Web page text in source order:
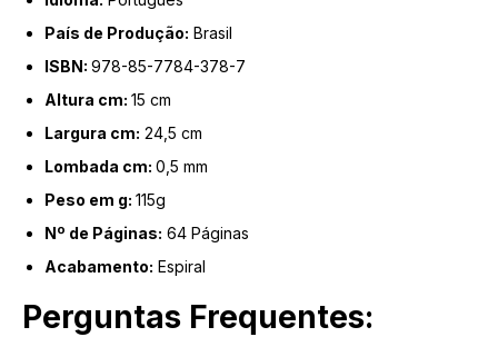
País de Produção: Brasil
ISBN: 978-85-7784-378-7
Altura cm: 15 cm
Largura cm: 24,5 cm
Lombada cm: 0,5 mm
Peso em g: 115g
Nº de Páginas: 64 Páginas
Acabamento: Espiral
Perguntas Frequentes: